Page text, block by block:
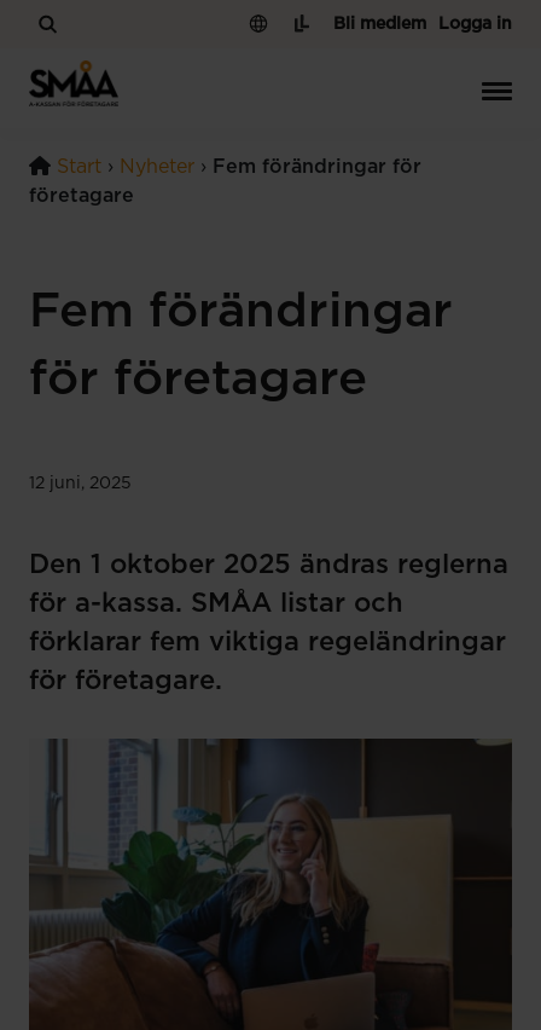
Hoppa till innehåll
Logga in
Bli medlem
Start › Nyheter › Fem förändringar för
företagare
Fem förändringar
för företagare
12 juni, 2025
Den 1 oktober 2025 ändras reglerna
för a-kassa. SMÅA listar och
förklarar fem viktiga regeländringar
för företagare.